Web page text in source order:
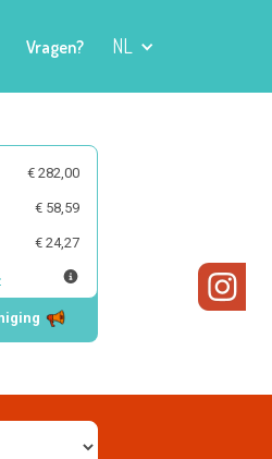
Vragen? NL
€ 282,00
€ 58,59
€ 24,27